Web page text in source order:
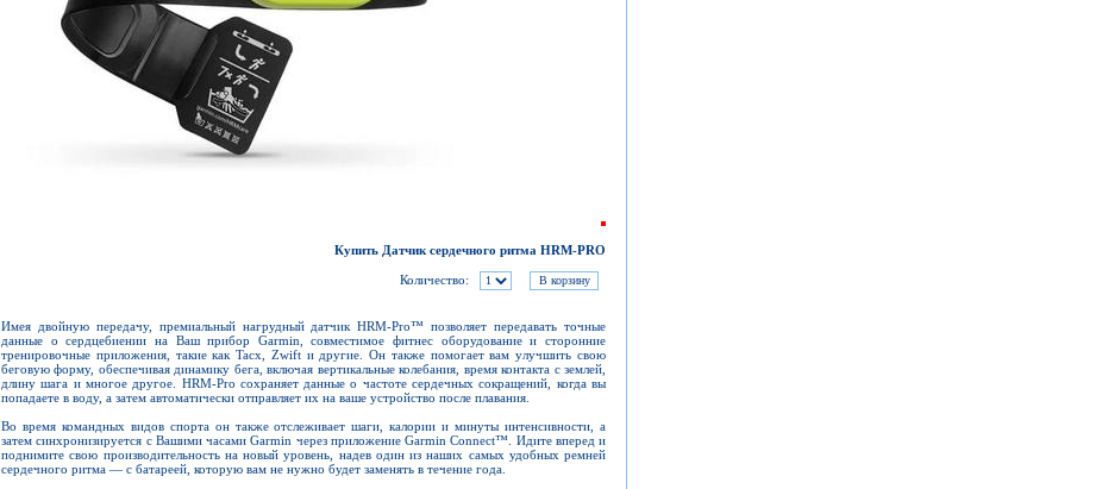
Купить Датчик сердечного ритма HRM-PRO
Количество:
Имея двойную передачу, премиальный нагрудный датчик HRM-Pro™ позволяет передавать точные
данные о сердцебиении на Ваш прибор Garmin, совместимое фитнес оборудование и сторонние
тренировочные приложения, такие как Tacx, Zwift и другие. Он также помогает вам улучшить свою
беговую форму, обеспечивая динамику бега, включая вертикальные колебания, время контакта с землей,
длину шага и многое другое. HRM-Pro сохраняет данные о частоте сердечных сокращений, когда вы
попадаете в воду, а затем автоматически отправляет их на ваше устройство после плавания.
Во время командных видов спорта он также отслеживает шаги, калории и минуты интенсивности, а
затем синхронизируется с Вашими часами Garmin через приложение Garmin Connect™. Идите вперед и
поднимите свою производительность на новый уровень, надев один из наших самых удобных ремней
сердечного ритма — с батареей, которую вам не нужно будет заменять в течение года.